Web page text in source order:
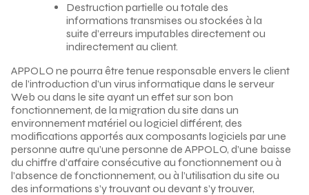
Destruction partielle ou totale des
informations transmises ou stockées à la
suite d’erreurs imputables directement ou
indirectement au client.
APPOLO ne pourra être tenue responsable envers le client
de l’introduction d’un virus informatique dans le serveur
Web ou dans le site ayant un effet sur son bon
fonctionnement, de la migration du site dans un
environnement matériel ou logiciel différent, des
modifications apportés aux composants logiciels par une
personne autre qu’une personne de APPOLO, d’une baisse
du chiffre d’affaire consécutive au fonctionnement ou à
l’absence de fonctionnement, ou à l’utilisation du site ou
des informations s’y trouvant ou devant s’y trouver,